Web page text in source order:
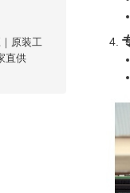
原装工
直供